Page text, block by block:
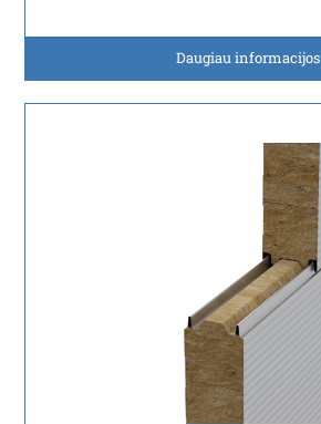
Daugiau informacijos